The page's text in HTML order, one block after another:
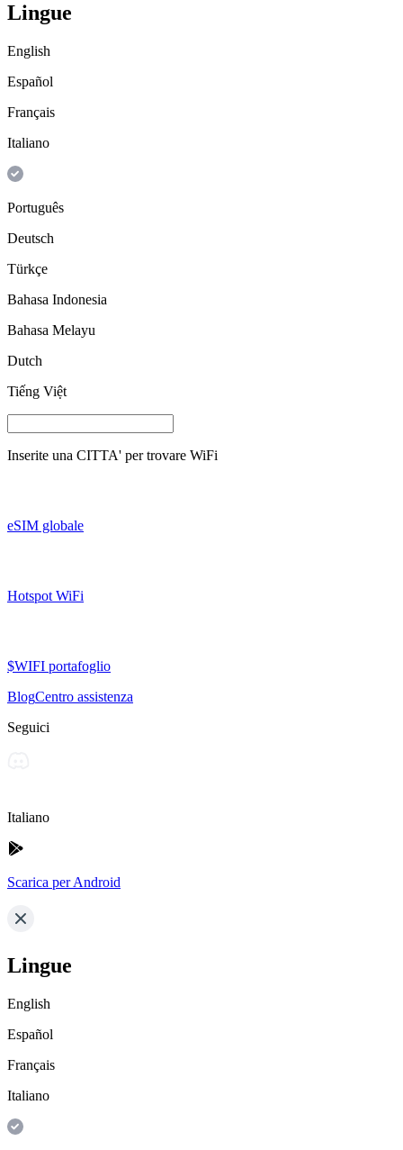
Lingue
English
Español
Français
Italiano
Português
Deutsch
Türkçe
Bahasa Indonesia
Bahasa Melayu
Dutch
Tiếng Việt
Inserite una CITTA' per trovare WiFi
eSIM globale
Hotspot WiFi
$WIFI portafoglio
BlogCentro assistenza
Seguici
Italiano
Scarica per Android
Lingue
English
Español
Français
Italiano